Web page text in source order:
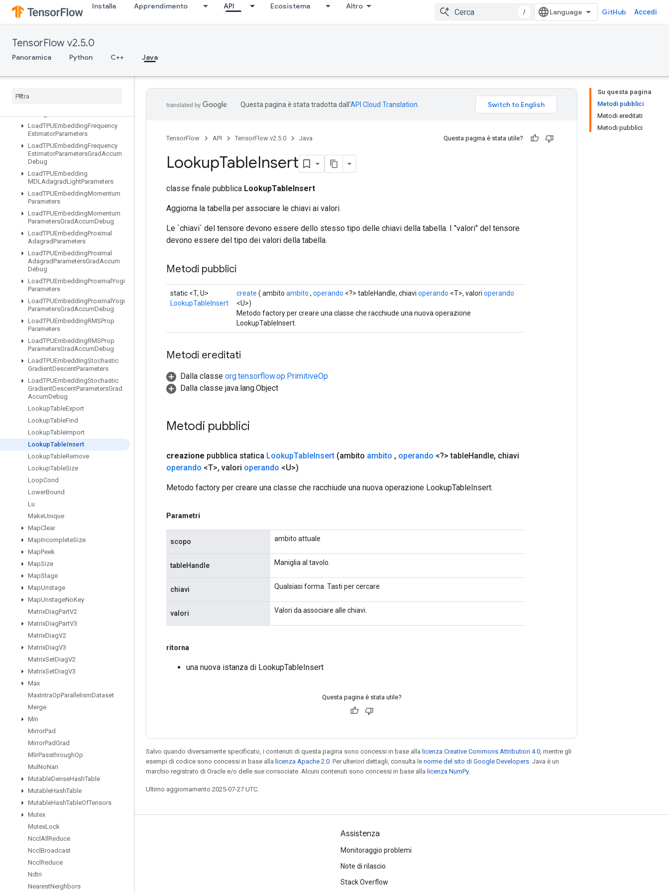
Installa Apprendimento API Ecosistema Altro
/ GitHub Accedi
TensorFlow v2.5.0
Panoramica Python C++ Java
LoadTPUEmbeddingADAMParametersGradAccumDebug
LoadTPUEmbeddingAdadeltaParameters
LoadTPUEmbeddingAdagradParameters
LoadTPUEmbeddingAdagradParametersGradAccumDebug
LoadTPUEmbedding
Load
LoadTPUEmbeddingFrequency
EstimatorParameters
LoadTPUEmbeddingFrequency
EstimatorParametersGradAccum
Debug
LoadTPUEmbedding
MDLAdagradLightParameters
LoadTPUEmbeddingMomentum
Parameters
LoadTPUEmbeddingMomentum
ParametersGradAccumDebug
LoadTPUEmbeddingProximal
AdagradParameters
LoadTPUEmbeddingProximal
AdagradParametersGradAccum
Debug
LoadTPUEmbeddingProximal Yogi
Parameters
LoadTPUEmbeddingProximal Yogi
ParametersGradAccumDebug
LoadTPUEmbeddingRMSProp
Parameters
LoadTPUEmbeddingRMSProp
ParametersGradAccumDebug
LoadTPUEmbeddingStochastic
GradientDescentParameters
LoadTPUEmbeddingStochastic
GradientDescentParametersGrad
AccumDebug
LookupTableExport
LookupTableFind
LookupTableImport
LookupTableInsert
LookupTableRemove
LookupTableSize
LoopCond
LowerBound
Lu
MakeUnique
MapClear
MapIncompleteSize
MapPeek
MapSize
MapStage
MapUnstage
MapUnstageNoKey
MatrixDiagPartV2
MatrixDiagPartV3
MatrixDiagV2
MatrixDiagV3
MatrixSetDiagV2
MatrixSetDiagV3
Max
MaxIntraOpParallelismDataset
Merge
Min
MirrorPad
MirrorPadGrad
MlirPassthroughOp
Mul NoNan
MutableDenseHashTable
MutableHashTable
MutableHashTableOfTensors
Mutex
MutexLock
Nccl All Reduce
Nccl Broadcast
Nccl Reduce
Ndtri
NearestNeighbors
Su questa pagina
Metodi pubblici
Metodi ereditati
Metodi pubblici
Questa pagina è stata tradotta dall'API Cloud Translation
TensorFlow API TensorFlow v2.5.0 Java Questa pagina è stata utile?
LookupTableInsert
classe finale pubblica LookupTableInsert
Aggiorna la tabella per associare le chiavi ai valori.
Le `chiavi` del tensore devono essere dello stesso tipo delle chiavi della tabella. I "valori" del tensore
devono essere del tipo dei valori della tabella.
Metodi pubblici
static <T, U>
LookupTableInsert
create ( ambito ambito , operando <?> tableHandle, chiavi operando <T>, valori operando
<U>)
Metodo factory per creare una classe che racchiude una nuova operazione
LookupTableInsert.
Metodi ereditati
Dalla classe org.tensorflow.op.PrimitiveOp
Dalla classe java.lang.Object
Metodi pubblici
creazione pubblica statica LookupTableInsert (ambito ambito , operando <?> tableHandle, chiavi
operando <T>, valori operando <U>)
Metodo factory per creare una classe che racchiude una nuova operazione LookupTableInsert.
Parametri
scopo ambito attuale
tableHandle Maniglia al tavolo.
chiavi Qualsiasi forma. Tasti per cercare.
valori Valori da associare alle chiavi.
ritorna
una nuova istanza di LookupTableInsert
Questa pagina è stata utile?
Salvo quando diversamente specificato, i contenuti di questa pagina sono concessi in base alla licenza Creative Commons Attribution 4.0 , mentre gli
esempi di codice sono concessi in base alla licenza Apache 2.0 . Per ulteriori dettagli, consulta le norme del sito di Google Developers . Java è un
marchio registrato di Oracle e/o delle sue consociate. Alcuni contenuti sono concessi in base alla licenza NumPy.
Ultimo aggiornamento 2025-07-27 UTC.
Resta connesso
Forum
Assistenza
Monitoraggio problemi
Note di rilascio
Stack Overflow